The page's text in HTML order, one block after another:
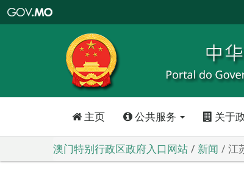
特
政
区
政
口
主页 公共服务 关于
澳门特别行政区政府入口网站 新闻 江